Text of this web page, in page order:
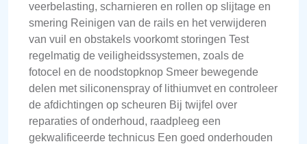
veerbelasting, scharnieren en rollen op slijtage en
smering Reinigen van de rails en het verwijderen
van vuil en obstakels voorkomt storingen Test
regelmatig de veiligheidssystemen, zoals de
fotocel en de noodstopknop Smeer bewegende
delen met siliconenspray of lithiumvet en controleer
de afdichtingen op scheuren Bij twijfel over
reparaties of onderhoud, raadpleeg een
gekwalificeerde technicus Een goed onderhouden